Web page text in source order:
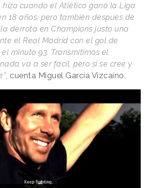
hizo cuando el Atlético ganó la Liga
18 años, pero también después de
derrota en Champions justo una
el Real Madrid con el gol de
minuto 93. Transmitimos el
va a ser fácil, pero si se cree y
, cuenta Miguel García Vizcaíno.